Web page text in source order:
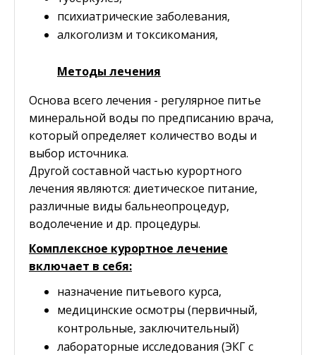
психиатрические заболевания,
алкоголизм и токсикомания,
Методы лечения
Основа всего лечения - регулярное питье
минеральной воды по предписанию врача,
который определяет количество воды и
выбор источника.
Другой составной частью курортного
лечения являются: диетическое питание,
различные виды бальнеопроцедур,
водолечение и др. процедуры.
Комплексное курортное лечение
включает в себя:
назначение питьевого курса,
медицинские осмотры (первичный,
контрольные, заключительный)
лабораторные исследования (ЭКГ с